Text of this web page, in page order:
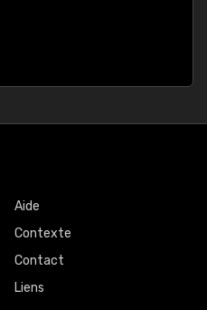
Aide
Contexte
Contact
Liens